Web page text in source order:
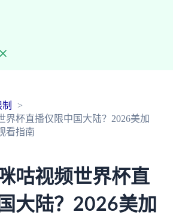
界杯直播仅限中国大陆？2026美加
看指南
咕视频世界杯直
大陆？2026美加